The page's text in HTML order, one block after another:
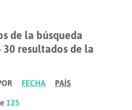
de la búsqueda
resultados de la
FECHA
PAÍS
125